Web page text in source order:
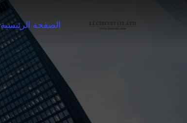
الصفحة الرئيسية